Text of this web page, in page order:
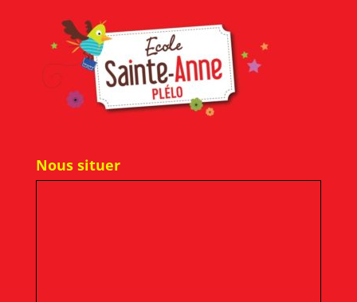
Nous situer